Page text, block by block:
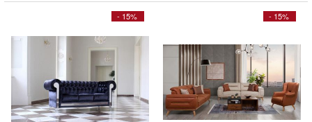
- 15% - 15%